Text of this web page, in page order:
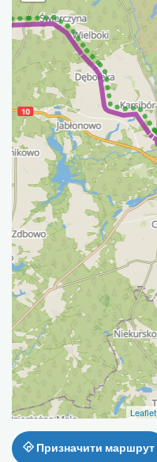
Leaflet
Призначити маршрут